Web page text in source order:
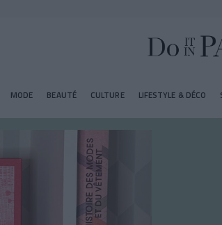
MODE BEAUTÉ CULTURE LIFESTYLE & DÉCO